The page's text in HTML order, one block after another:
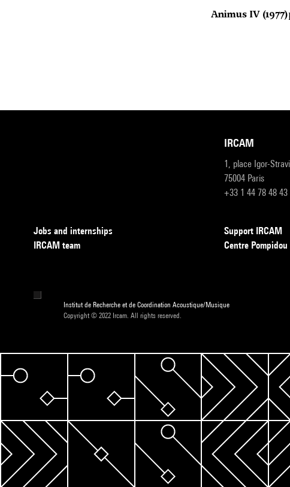
Animus IV (1977)
IRCAM
1, place Igor-
75004 Paris
+33 1 44 78 48 43
Jobs and internships
IRCAM team
Support IRCAM
Centre Pompidou
Institut de Recherche et de Coordination Acoustique/Musique
Copyright © 2022 Ircam. All rights reserved.